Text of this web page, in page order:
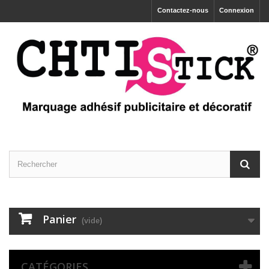
Connexion
Contactez-nous
Panier (vide)